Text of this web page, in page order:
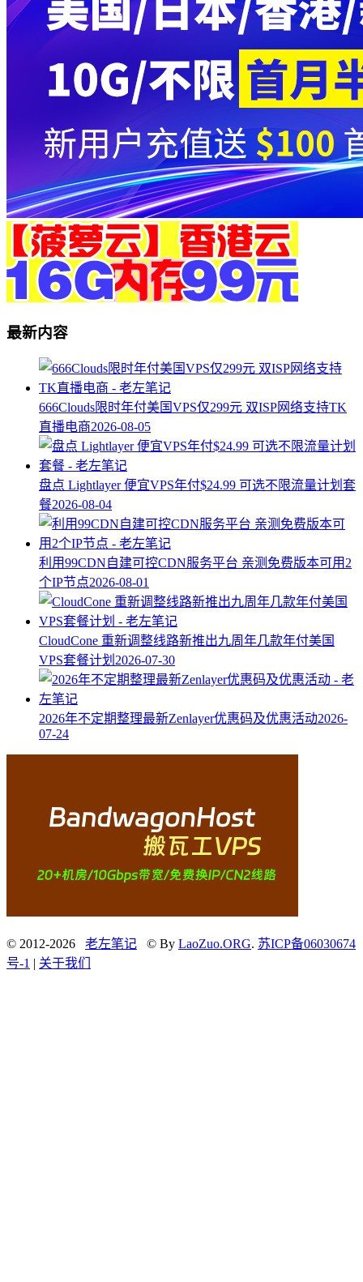
最新内容
666Clouds限时年付美国VPS仅299元 双ISP网络支持TK
直播电商2026-08-05
盘点 Lightlayer 便宜VPS年付$24.99 可选不限流量计划套
餐2026-08-04
利用99CDN自建可控CDN服务平台 亲测免费版本可用2
个IP节点2026-08-01
CloudCone 重新调整线路新推出九周年几款年付美国
VPS套餐计划 2026-07-30
2026年不定期整理最新Zenlayer优惠码及优惠活动2026-
07-24
© 2012-2026 老左笔记 © By LaoZuo.ORG. 苏ICP备06030674
号-1 | 关于我们